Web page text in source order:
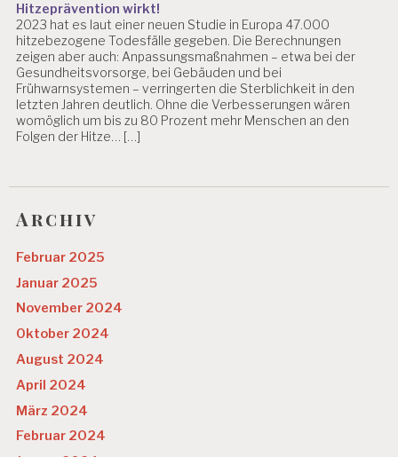
Hitzeprävention wirkt!
2023 hat es laut einer neuen Studie in Europa 47.000
hitzebezogene Todesfälle gegeben. Die Berechnungen
zeigen aber auch: Anpassungsmaßnahmen – etwa bei der
Gesundheitsvorsorge, bei Gebäuden und bei
Frühwarnsystemen – verringerten die Sterblichkeit in den
letzten Jahren deutlich. Ohne die Verbesserungen wären
womöglich um bis zu 80 Prozent mehr Menschen an den
Folgen der Hitze… […]
Archiv
Februar 2025
Januar 2025
November 2024
Oktober 2024
August 2024
April 2024
März 2024
Februar 2024